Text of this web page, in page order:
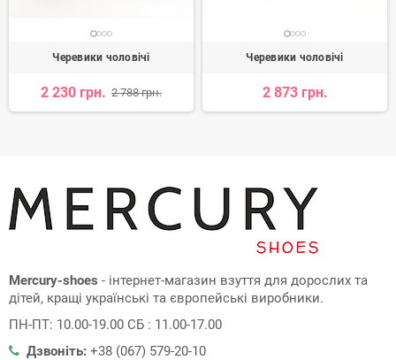
Черевики чоловічі
2 230 грн. 2 788 грн.
Черевики чоловічі
2 873 грн.
Mercury-shoes - інтернет-магазин взуття для дорослих та
дітей, кращі українські та європейські виробники.
ПН-ПТ: 10.00-19.00 СБ : 11.00-17.00
Дзвоніть: +38 (067) 579-20-10